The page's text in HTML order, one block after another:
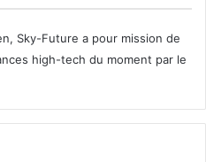
Sky-Future a pour mission de
high-tech du moment par le